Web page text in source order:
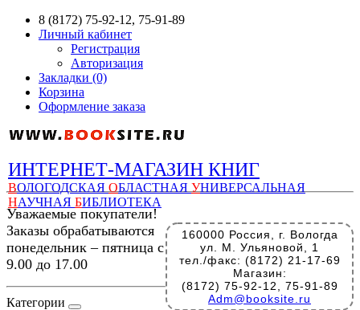
8 (8172) 75-92-12, 75-91-89
Личный кабинет
Регистрация
Авторизация
Закладки (0)
Корзина
Оформление заказа
ИНТЕРНЕТ-МАГАЗИН КНИГ
ВОЛОГОДСКАЯ ОБЛАСТНАЯ УНИВЕРСАЛЬНАЯ
НАУЧНАЯ БИБЛИОТЕКА
160000 Россия, г. Вологда
ул. М. Ульяновой, 1
тел./факс: (8172) 21-17-69
Магазин:
(8172) 75-92-12, 75-91-89
Adm@booksite.ru
Уважаемые покупатели!
Заказы обрабатываются
понедельник – пятница с
9.00 до 17.00
Категории